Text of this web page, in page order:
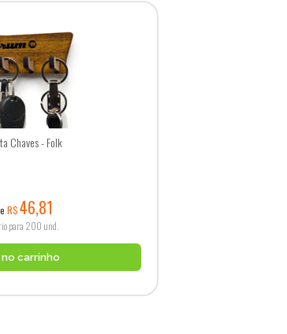
Chaves - Folk
R$46,81
para 200 und.
carrinho